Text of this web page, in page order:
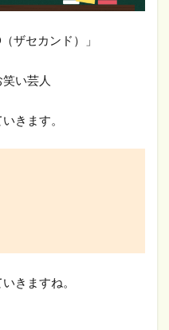
ザセカンド）」
い芸人
きます。
きますね。